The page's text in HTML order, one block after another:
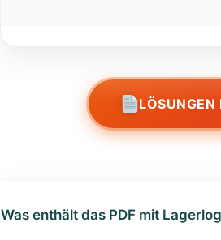
LÖSUNGEN
Was enthält das PDF mit